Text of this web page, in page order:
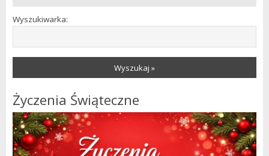
Wyszukiwarka:
Wyszukaj »
Życzenia Świąteczne